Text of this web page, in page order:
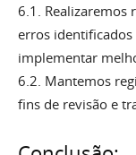
6.1. Realizaremos
erros identificados
implementar
6.2. Mantemos
fins de revisão e